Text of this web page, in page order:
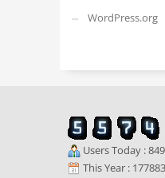
WordPress.org
Users Today : 849
This Year : 177883